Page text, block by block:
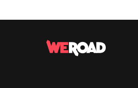
Scarpe da trekking
Scarpe da ginnastica